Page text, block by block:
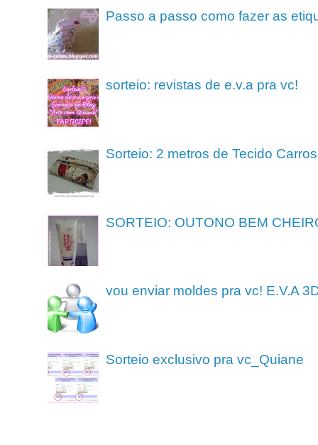
Passo a passo como fazer as
sorteio: revistas de e.v.a pra vc!
Sorteio: 2 metros de Tecido Carros
SORTEIO: OUTONO BEM
vou enviar moldes pra vc! E.V.A
Sorteio exclusivo pra vc_Quiane